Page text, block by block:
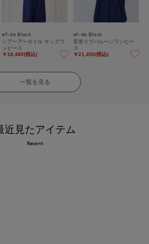
ef-de Black
シアーアーガイル サックワ
ンピース
￥18,480(税込)
ef-de Black
変形リブバルーンワンピー
ス
￥21,450(税込)
一覧を見る
近見たアイテム
Recent